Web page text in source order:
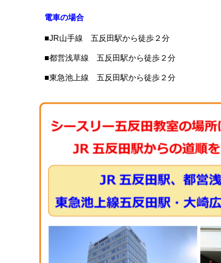
電車の場合
■JR山手線 五反田駅から徒歩２分
■都営浅草線 五反田駅から徒歩２分
■東急池上線 五反田駅から徒歩２分